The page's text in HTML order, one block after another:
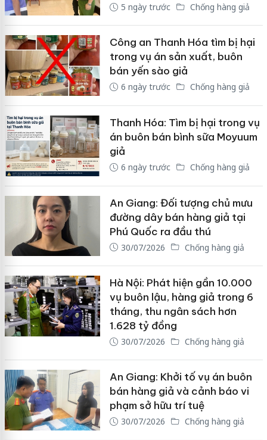
5 ngày trước Chống hàng giả
Công an Thanh Hóa tìm bị hại
trong vụ án sản xuất, buôn
bán yến sào giả
6 ngày trước Chống hàng giả
Thanh Hóa: Tìm bị hại trong vụ
án buôn bán bình sữa Moyuum
giả
6 ngày trước Chống hàng giả
An Giang: Đối tượng chủ mưu
đường dây bán hàng giả tại
Phú Quốc ra đầu thú
30/07/2026 Chống hàng giả
Hà Nội: Phát hiện gần 10.000
vụ buôn lậu, hàng giả trong 6
tháng, thu ngân sách hơn
1.628 tỷ đồng
30/07/2026 Chống hàng giả
An Giang: Khởi tố vụ án buôn
bán hàng giả và cảnh báo vi
phạm sở hữu trí tuệ
30/07/2026 Chống hàng giả